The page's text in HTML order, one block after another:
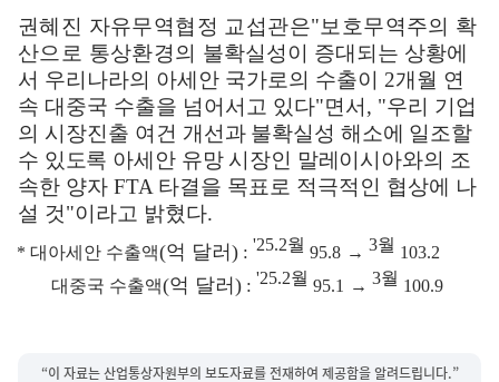
권혜진 자유무역협정 교섭관은"보호무역주의 확
산으로 통상환경의 불확실성이 증대되는 상황에
서 우리나라의 아세안 국가로의 수출이 2개월 연
속 대중국 수출을 넘어서고 있다"면서 , "우리 기업
의 시장진출 여건 개선과 불확실성 해소에 일조할
수 있도록 아세안 유망 시장인 말레이시아와의 조
속한 양자 FTA 타결을 목표로 적극적인 협상에 나
설 것"이라고 밝혔다.
*대아세안 수출액(억 달러) : '25.2월95.8 →3월 103.2
대중국 수출액(억 달러 ) : '25.2월 95.1 → 3월 100.9
“이 자료는 산업통상자원부의 보도자료를 전재하여 제공함을 알려드립니다.”